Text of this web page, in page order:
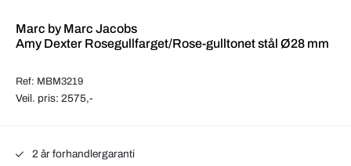
Marc by Marc Jacobs
Amy Dexter Rosegullfarget/Rose-gulltonet stål Ø28 mm
Ref: MBM3219
Veil. pris: 2575,-
2 år forhandlergaranti